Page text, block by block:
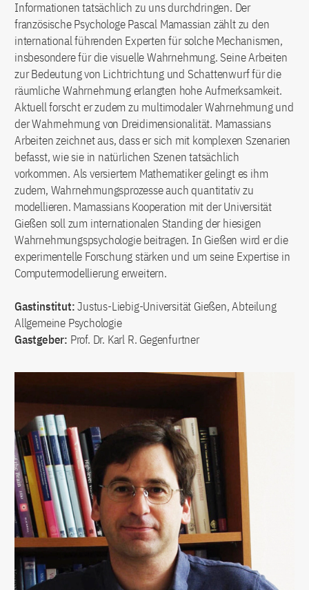
Informationen tatsächlich zu uns durchdringen. Der
französische Psychologe Pascal Mamassian zählt zu den
international führenden Experten für solche Mechanismen,
insbesondere für die visuelle Wahrnehmung. Seine Arbeiten
zur Bedeutung von Lichtrichtung und Schattenwurf für die
räumliche Wahrnehmung erlangten hohe Aufmerksamkeit.
Aktuell forscht er zudem zu multimodaler Wahrnehmung und
der Wahrnehmung von Dreidimensionalität. Mamassians
Arbeiten zeichnet aus, dass er sich mit komplexen Szenarien
befasst, wie sie in natürlichen Szenen tatsächlich
vorkommen. Als versiertem Mathematiker gelingt es ihm
zudem, Wahrnehmungsprozesse auch quantitativ zu
modellieren. Mamassians Kooperation mit der Universität
Gießen soll zum internationalen Standing der hiesigen
Wahrnehmungspsychologie beitragen. In Gießen wird er die
experimentelle Forschung stärken und um seine Expertise in
Computermodellierung erweitern.
Gastinstitut:Justus-Liebig-Universität Gießen, Abteilung
Allgemeine Psychologie
Gastgeber: Prof. Dr. Karl R. Gegenfurtner